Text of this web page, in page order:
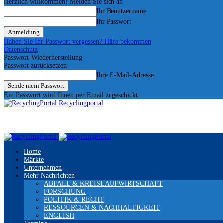
Herzlich willkommen! Melden Sie sich an
Ihr Benutzername
Ihr Passwort
Haben Sie Ihr Passwort vergessen? Hilfe bekommen
Datenschutz
Passwort-Wiederherstellung
Passwort zurücksetzen
Ihre E-Mail-Adresse
Ein Passwort wird Ihnen per Email zugeschickt.
Recyclingportal
Home
Märkte
Unternehmen
Mehr Nachrichten
ABFALL & KREISLAUFWIRTSCHAFT
FORSCHUNG
POLITIK & RECHT
RESSOURCEN & NACHHALTIGKEIT
ENGLISH